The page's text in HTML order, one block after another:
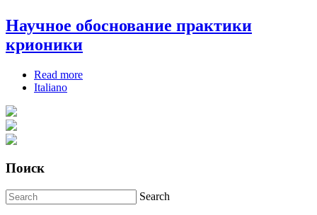
Научное обоснование практики
крионики
Read more
Italiano
Поиск
Search